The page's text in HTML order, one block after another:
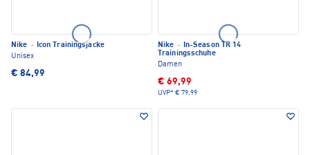
Nike · Icon Trainingsjacke
Unisex
€ 84,99
Nike · In-Season TR 14
Trainingsschuhe
Damen
€ 69,99
UVP* € 79,99